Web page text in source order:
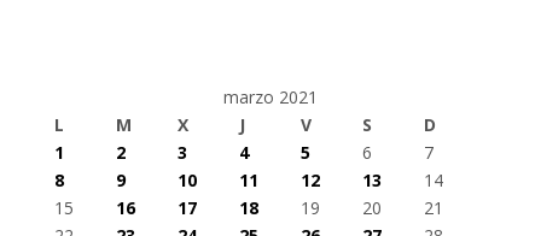
marzo 2021
L
M X J V S
D
1
2 3 4 5 6
7
8
9 10 11 12 13
14
15
16 17 18 19 20
21